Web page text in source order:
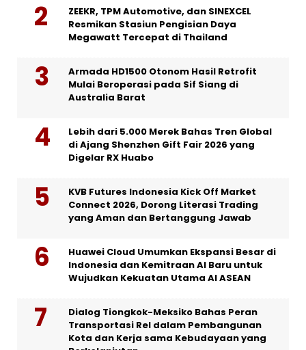
ZEEKR, TPM Automotive, dan SINEXCEL
Resmikan Stasiun Pengisian Daya
Megawatt Tercepat di Thailand
Armada HD1500 Otonom Hasil Retrofit
Mulai Beroperasi pada Sif Siang di
Australia Barat
Lebih dari 5.000 Merek Bahas Tren Global
di Ajang Shenzhen Gift Fair 2026 yang
Digelar RX Huabo
KVB Futures Indonesia Kick Off Market
Connect 2026, Dorong Literasi Trading
yang Aman dan Bertanggung Jawab
Huawei Cloud Umumkan Ekspansi Besar di
Indonesia dan Kemitraan AI Baru untuk
Wujudkan Kekuatan Utama AI ASEAN
Dialog Tiongkok-Meksiko Bahas Peran
Transportasi Rel dalam Pembangunan
Kota dan Kerja sama Kebudayaan yang